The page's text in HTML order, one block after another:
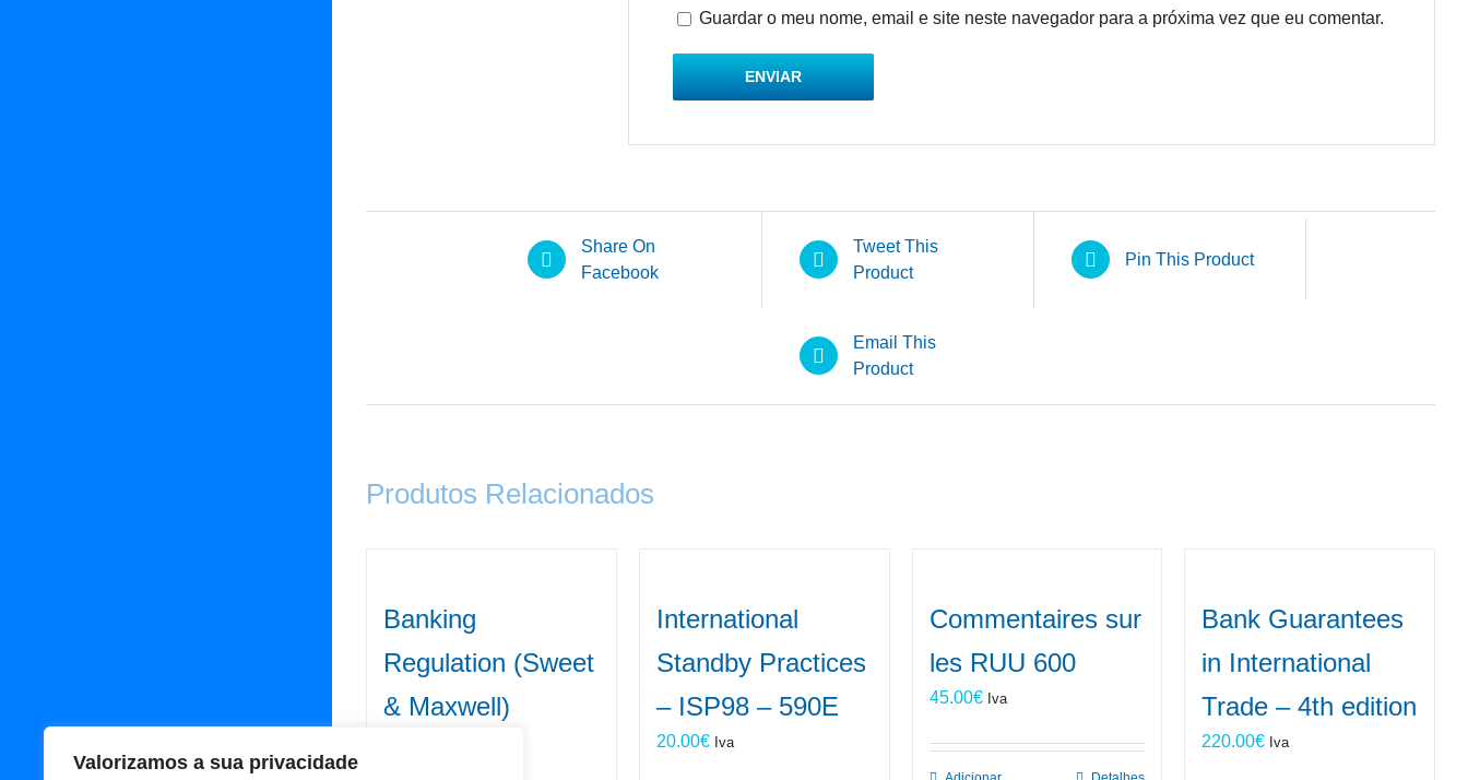
Valorizamos a sua privacidade
Guardar o meu nome, email e site neste navegador para a próxima vez que eu comentar.
Share On
Facebook
Tweet This
Product
Pin This Product
Email This
Product
Produtos Relacionados
Banking
Regulation (Sweet
& Maxwell)
International
Standby Practices
– ISP98 – 590E
20.00€ Iva
Commentaires sur
les RUU 600
45.00€ Iva
Bank Guarantees
in International
Trade – 4th edition
220.00€ Iva